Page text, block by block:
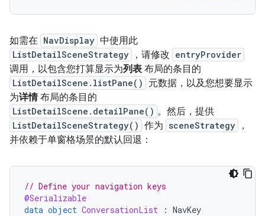
如需在 NavDisplay 中使用此
ListDetailSceneStrategy ，请修改 entryProvider
调用，以包含您打算显示为列表 布局的条目的
ListDetailScene.listPane()
元数据，以及您想要显示
为详情布局的条目的
ListDetailScene.detailPane() 。然后，提供
ListDetailSceneStrategy() 作为 sceneStrategy
，
并依赖于单窗格场景的默认回退：
// Define your navigation keys
@Serializable
data object ConversationList : NavKey